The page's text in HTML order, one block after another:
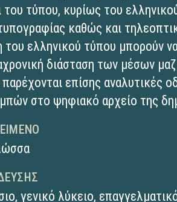
του τύπου, κυρίως του
καθώς και
του ελληνικού τύπου μπορούν
διάσταση των μέσων
επίσης αναλυτικές
στο ψηφιακό αρχείο της
,γενικό λύκειο,